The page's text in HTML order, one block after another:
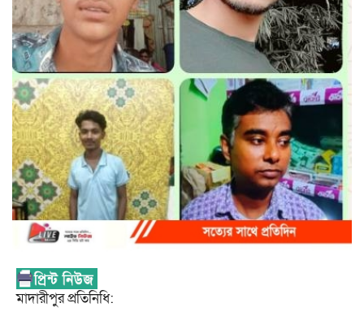
মাদারীপুর প্রতিনিধি: